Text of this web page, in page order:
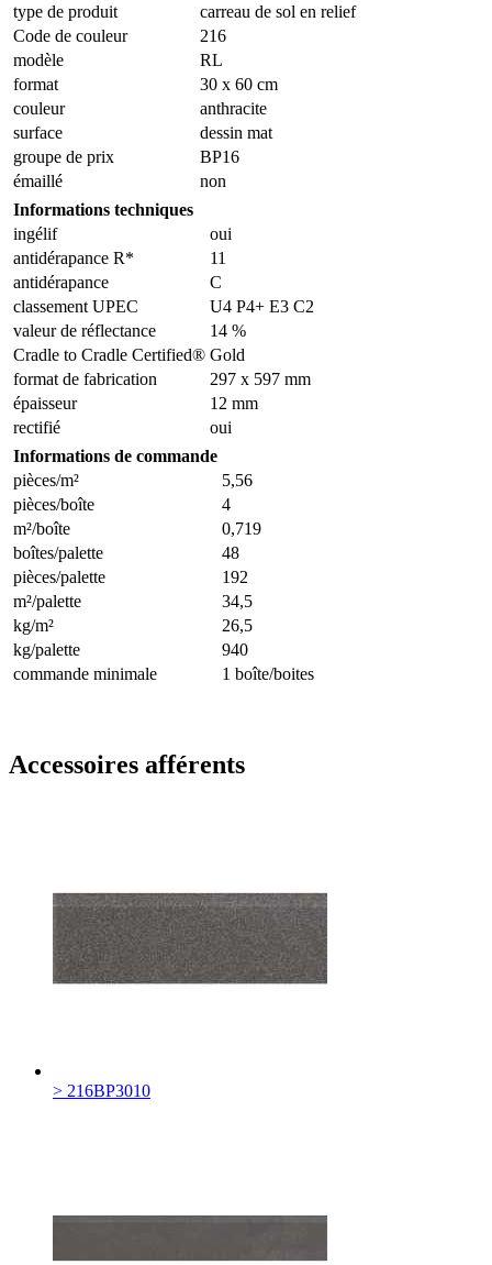
type de produit
carreau de sol en relief
Code de couleur
216
modèle
RL
format
30 x 60 cm
couleur
anthracite
surface
dessin mat
groupe de prix
BP16
émaillé
non
Informations techniques
ingélif
oui
antidérapance R*
11
antidérapance
C
classement UPEC
U4 P4+ E3 C2
valeur de réflectance
14 %
Cradle to Cradle Certified® Gold
format de fabrication
297 x 597 mm
épaisseur
12 mm
rectifié
oui
Informations de commande
pièces/m²
5,56
pièces/boîte
4
m²/boîte
0,719
boîtes/palette
48
pièces/palette
192
m²/palette
34,5
kg/m²
26,5
kg/palette
940
commande minimale
1 boîte/boites
Accessoires afférents
> 216BP3010